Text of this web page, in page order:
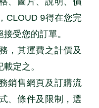
CLOUD 9得在您完
受您的訂單。
，其運費之計價及
定之。
銷售網頁及訂購流
、條件及限制，選